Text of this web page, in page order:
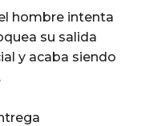
hombre intenta
su salida
y acaba siendo